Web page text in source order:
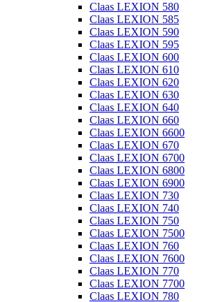
Claas LEXION 580
Claas LEXION 585
Claas LEXION 590
Claas LEXION 595
Claas LEXION 600
Claas LEXION 610
Claas LEXION 620
Claas LEXION 630
Claas LEXION 640
Claas LEXION 660
Claas LEXION 6600
Claas LEXION 670
Claas LEXION 6700
Claas LEXION 6800
Claas LEXION 6900
Claas LEXION 730
Claas LEXION 740
Claas LEXION 750
Claas LEXION 7500
Claas LEXION 760
Claas LEXION 7600
Claas LEXION 770
Claas LEXION 7700
Claas LEXION 780